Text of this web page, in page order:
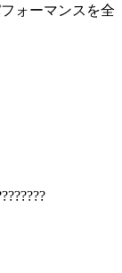
ォーマンスを全